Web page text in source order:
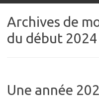
Archives de
du début 2024
Une année